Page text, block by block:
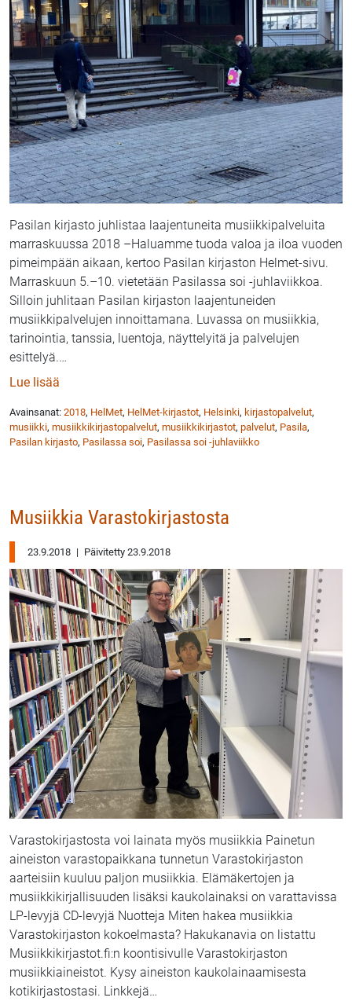
Pasilan kirjasto juhlistaa laajentuneita musiikkipalveluita
marraskuussa 2018 –Haluamme tuoda valoa ja iloa vuoden
pimeimpään aikaan, kertoo Pasilan kirjaston Helmet-sivu.
Marraskuun 5.–10. vietetään Pasilassa soi -juhlaviikkoa.
Silloin juhlitaan Pasilan kirjaston laajentuneiden
musiikkipalvelujen innoittamana. Luvassa on musiikkia,
tarinointia, tanssia, luentoja, näyttelyitä ja palvelujen
esittelyä.…
Lue lisää
Avainsanat: 2018, HelMet, HelMet-kirjastot, Helsinki, kirjastopalvelut,
musiikki, musiikkikirjastopalvelut, musiikkikirjastot, palvelut, Pasila,
Pasilan kirjasto, Pasilassa soi, Pasilassa soi -juhlaviikko
Musiikkia Varastokirjastosta
23.9.2018 | Päivitetty 23.9.2018
Varastokirjastosta voi lainata myös musiikkia Painetun
aineiston varastopaikkana tunnetun Varastokirjaston
aarteisiin kuuluu paljon musiikkia. Elämäkertojen ja
musiikkikirjallisuuden lisäksi kaukolainaksi on varattavissa
LP-levyjä CD-levyjä Nuotteja Miten hakea musiikkia
Varastokirjaston kokoelmasta? Hakukanavia on listattu
Musiikkikirjastot.fi:n koontisivulle Varastokirjaston
musiikkiaineistot. Kysy aineiston kaukolainaamisesta
kotikirjastostasi. Linkkejä…